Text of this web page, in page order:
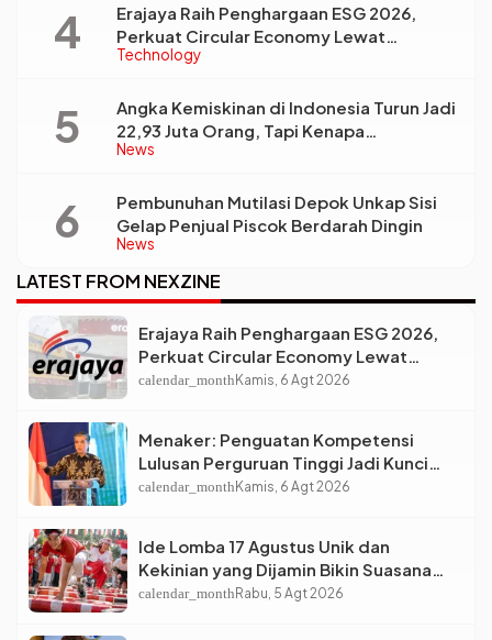
Technology
Erajaya Raih Penghargaan ESG 2026,
Perkuat Circular Economy Lewat
Pengelolaan Limbah Berkelanjutan
News
Angka Kemiskinan di Indonesia Turun Jadi
22,93 Juta Orang, Tapi Kenapa
Ketimpangan Desa dan Kota Malah Makin
News
Pembunuhan Mutilasi Depok Unkap Sisi
Gelap Penjual Piscok Berdarah Dingin
LATEST FROM NEXZINE
Erajaya Raih Penghargaan ESG 2026,
Perkuat Circular Economy Lewat
Pengelolaan Limbah Berkelanjutan
calendar_monthKamis, 6 Agt 2026
Menaker: Penguatan Kompetensi
Lulusan Perguruan Tinggi Jadi Kunci
Menjawab Kebutuhan Dunia Kerja
calendar_monthKamis, 6 Agt 2026
Ide Lomba 17 Agustus Unik dan
Kekinian yang Dijamin Bikin Suasana
Makin Pecah
calendar_monthRabu, 5 Agt 2026